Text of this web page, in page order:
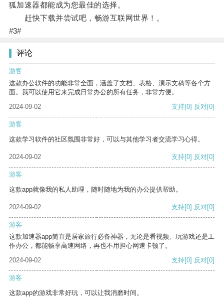
狐加速器都能成为您最佳的选择。
赶快下载并尝试吧，畅游互联网世界！。
#3#
评论
游客
这款办公软件的功能非常全面，涵盖了文档、表格、演示文稿等各个方
面。我可以使用它来完成日常办公的所有任务，非常方便。
2024-09-02
支持[0] 反对[0]
游客
这款学习软件的社区氛围非常好，可以与其他学习者交流学习心得。
2024-09-02 支持[0] 反对[0]
游客
这款app就像我的私人助理，随时随地为我的办公提供帮助。
2024-09-02 支持[0] 反对[0]
游客
这款加速器app简直是居家旅行必备神器，无论是看视频、玩游戏还是工
作办公，都能畅享高速网络，再也不用担心网速卡顿了。
2024-09-02
支持[0] 反对[0]
游客
这款app的游戏非常好玩，可以让我消磨时间。